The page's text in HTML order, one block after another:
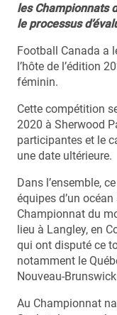
les Championnats
le processus
Football Canada a
l’hôte de l’édition
féminin.
Cette compétition
2020 à Sherwood
participantes et le
une date ultérieure.
Dans l’ensemble,
équipes d’un
Championnat du
lieu à Langley, en
qui ont disputé ce
notamment le
Nouveau-
Au Championnat